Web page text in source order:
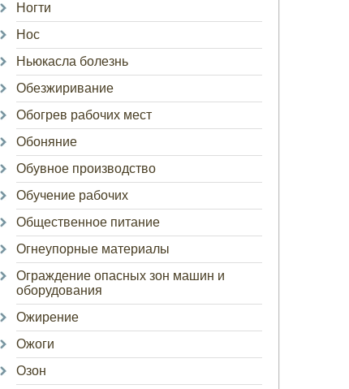
Ногти
Нос
Ньюкасла болезнь
Обезжиривание
Обогрев рабочих мест
Обоняние
Обувное производство
Обучение рабочих
Общественное питание
Огнеупорные материалы
Ограждение опасных зон машин и
оборудования
Ожирение
Ожоги
Озон